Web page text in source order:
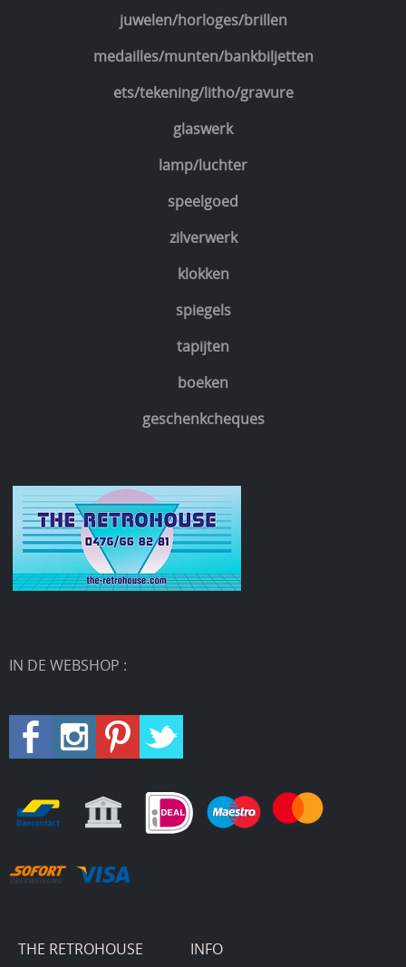
juwelen/horloges/brillen
medailles/munten/bankbiljetten
ets/tekening/litho/gravure
glaswerk
lamp/luchter
speelgoed
zilverwerk
klokken
spiegels
tapijten
boeken
geschenkcheques
IN DE WEBSHOP :
THE RETROHOUSE
INFO